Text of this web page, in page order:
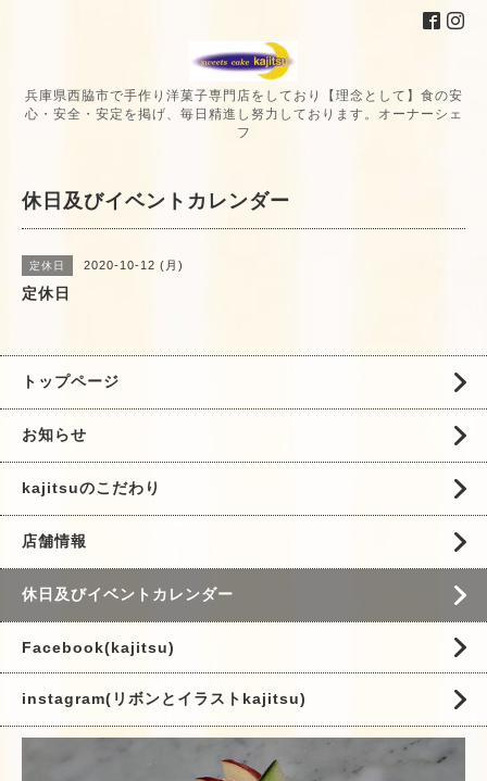
兵庫県西脇市で手作り洋菓子専門店をしており【理念として】食の安
心・安全・安定を掲げ、毎日精進し努力しております。オーナーシェ
フ
休日及びイベントカレンダー
定休日 2020-10-12 (月)
定休日
トップページ
お知らせ
kajitsuのこだわり
店舗情報
休日及びイベントカレンダー
Facebook(kajitsu)
instagram(リボンとイラストkajitsu)